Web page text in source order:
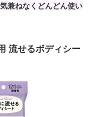
兼ねなくどんどん使い
流せるボディシー